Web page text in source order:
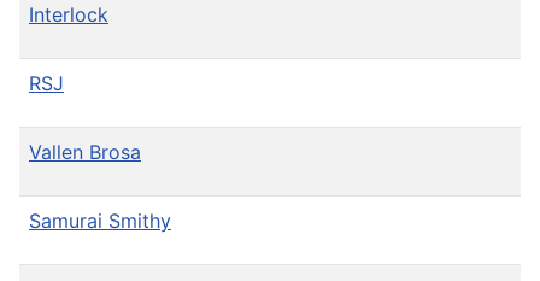
Interlock
RSJ
Vallen Brosa
Samurai Smithy